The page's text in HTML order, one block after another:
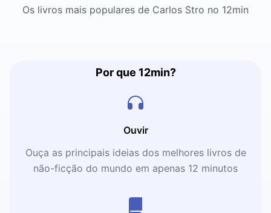
Os livros mais populares de Carlos Stro no 12min
Por que 12min?
Ouvir
Ouça as principais ideias dos melhores livros de
não-ficção do mundo em apenas 12 minutos